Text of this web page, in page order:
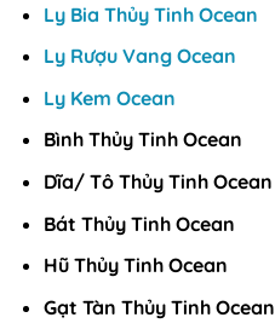
Ly Bia Thủy Tinh Ocean
Ly Rượu Vang Ocean
Ly Kem Ocean
Bình Thủy Tinh Ocean
Dĩa/ Tô Thủy Tinh Ocean
Bát Thủy Tinh Ocean
Hũ Thủy Tinh Ocean
Gạt Tàn Thủy Tinh Ocean